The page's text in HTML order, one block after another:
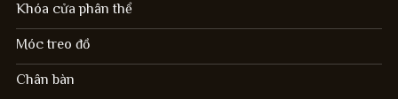
Khóa cửa phân thể
Móc treo đồ
Chân bàn